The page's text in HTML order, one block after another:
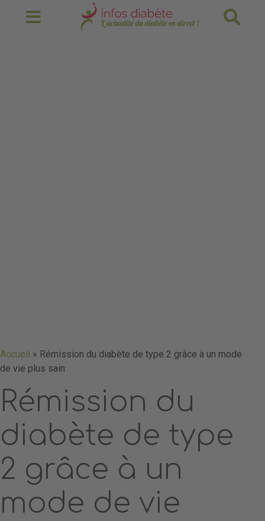
Accueil » Rémission du diabète de type 2 grâce à un mode
de vie plus sain
Rémission du
diabète de type
2 grâce à un
mode de vie